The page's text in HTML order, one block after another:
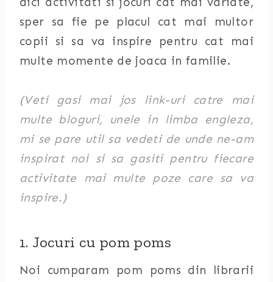
sper sa fie pe placul cat mai multor
copii si sa va inspire pentru cat mai
multe momente de joaca in familie.
(Veti gasi mai jos link-uri catre mai
multe bloguri, unele in limba engleza,
mi se pare util sa vedeti de unde ne-am
inspirat noi si sa gasiti pentru fiecare
activitate mai multe poze care sa va
inspire.)
1. Jocuri cu pom poms
Noi cumparam pom poms din librarii